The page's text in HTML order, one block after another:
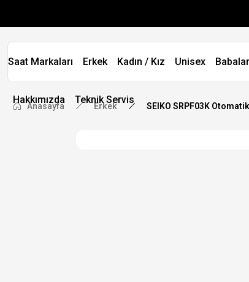
Saat Markaları Erkek Kadın / Kız Unisex
Hakkımızda Teknik Servis
Anasayfa Erkek SEIKO SRPF03K